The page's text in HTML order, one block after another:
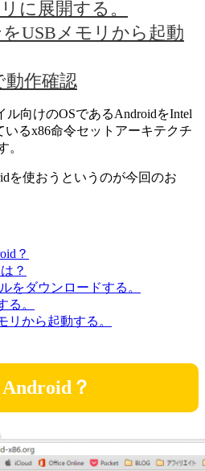
に展開する。
USBメモリから起動
動作確認
ル向けのOSであるAndroidをIntel
るx86命令セットアーキテクチ
。
を使おうというのが今回のお
？
？
をダウンロードする。
る。
リから起動する。
？